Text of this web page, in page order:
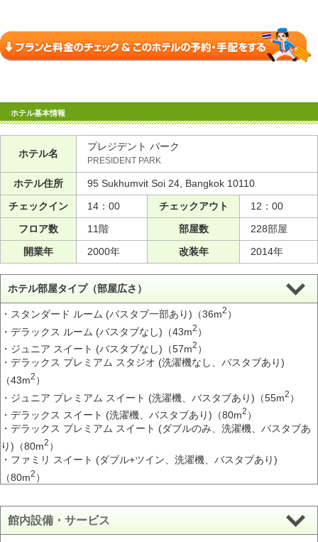
ホテル基本情報
ホテル名
プレジデント パーク
PRESIDENT PARK
ホテル住所
95 Sukhumvit Soi 24, Bangkok 10110
チェックイン
14：00 チェックアウト
12：00
フロア数
11階 部屋数
228部屋
開業年
2000年 改装年 2014年
ホテル部屋タイプ（部屋広さ）
・スタンダード ルーム (バスタブ一部あり)（36m2 ）
・デラックス ルーム (バスタブなし)（43m2 ）
・ジュニア スイート (バスタブなし)（57m2 ）
・デラックス プレミアム スタジオ (洗濯機なし、バスタブあり)
（43m2 ）
・ジュニア プレミアム スイート (洗濯機、バスタブあり)（55m2 ）
・デラックス スイート (洗濯機、バスタブあり)（80m2 ）
・デラックス プレミアム スイート (ダブルのみ、洗濯機、バスタブあ
り)（80m2 ）
・ファミリ スイート (ダブル+ツイン、洗濯機、バスタブあり)
（80m2 ）
館内設備・サービス